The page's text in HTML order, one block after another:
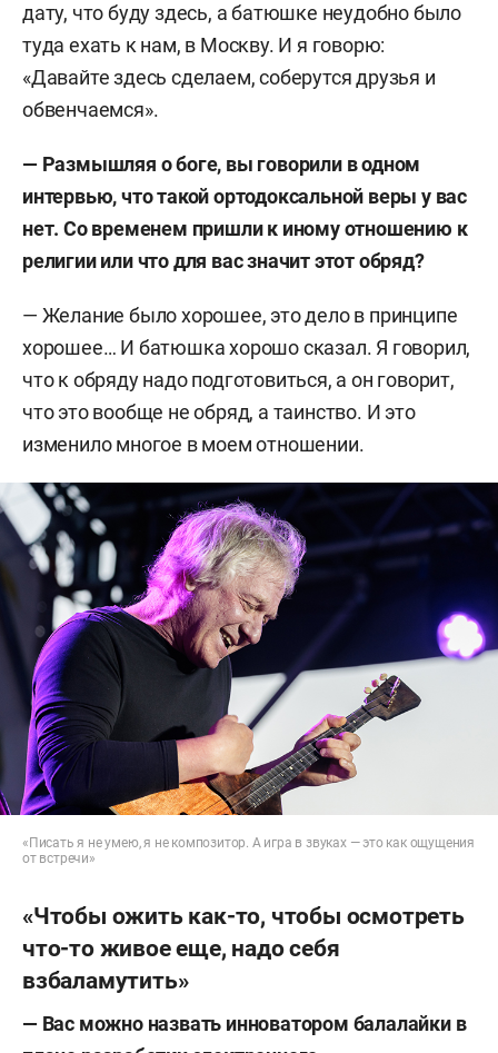
дату, что буду здесь, а батюшке неудобно было
туда ехать к нам, в Москву. И я говорю:
«Давайте здесь сделаем, соберутся друзья и
обвенчаемся».
— Размышляя о боге, вы говорили в одном
интервью, что такой ортодоксальной веры у вас
нет. Со временем пришли к иному отношению к
религии или что для вас значит этот обряд?
— Желание было хорошее, это дело в принципе
хорошее… И батюшка хорошо сказал. Я говорил,
что к обряду надо подготовиться, а он говорит,
что это вообще не обряд, а таинство. И это
изменило многое в моем отношении.
«Писать я не умею, я не композитор. А игра в звуках — это как ощущения
от встречи»
«Чтобы ожить как-то, чтобы осмотреть
что-то живое еще, надо себя
взбаламутить»
— Вас можно назвать инноватором балалайки в